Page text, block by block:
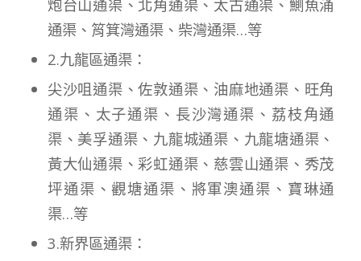
炮台山通渠、北角通渠、太古通渠、鰂魚涌
通渠、筲箕灣通渠、柴灣通渠…等
2.九龍區通渠：
尖沙咀通渠、佐敦通渠、油麻地通渠、旺角
通渠、太子通渠、長沙灣通渠、荔枝角通
渠、美孚通渠、九龍城通渠、九龍塘通渠、
黃大仙通渠、彩虹通渠、慈雲山通渠、秀茂
坪通渠、觀塘通渠、將軍澳通渠、寶琳通
渠…等
3.新界區通渠：